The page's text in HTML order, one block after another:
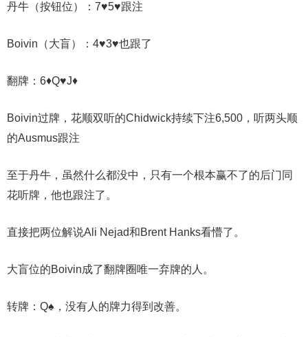
丹牛（按钮位）：7♥5♥跟注
Boivin（大盲）：4♥3♥也跟了
翻牌：6♦Q♥J♦
Boivin过牌，花顺双听的Chidwick持续下注6,500，听两头顺
的Ausmus跟注
至于丹牛，虽然什么都没中，只有一个根本赢不了的后门同
花听牌，他也跟注了。
直接把两位解说Ali Nejad和Brent Hanks看懵了。
大盲位的Boivin成了翻牌圈唯一弃牌的人。
转牌：Q♠，没有人的牌力得到改善。